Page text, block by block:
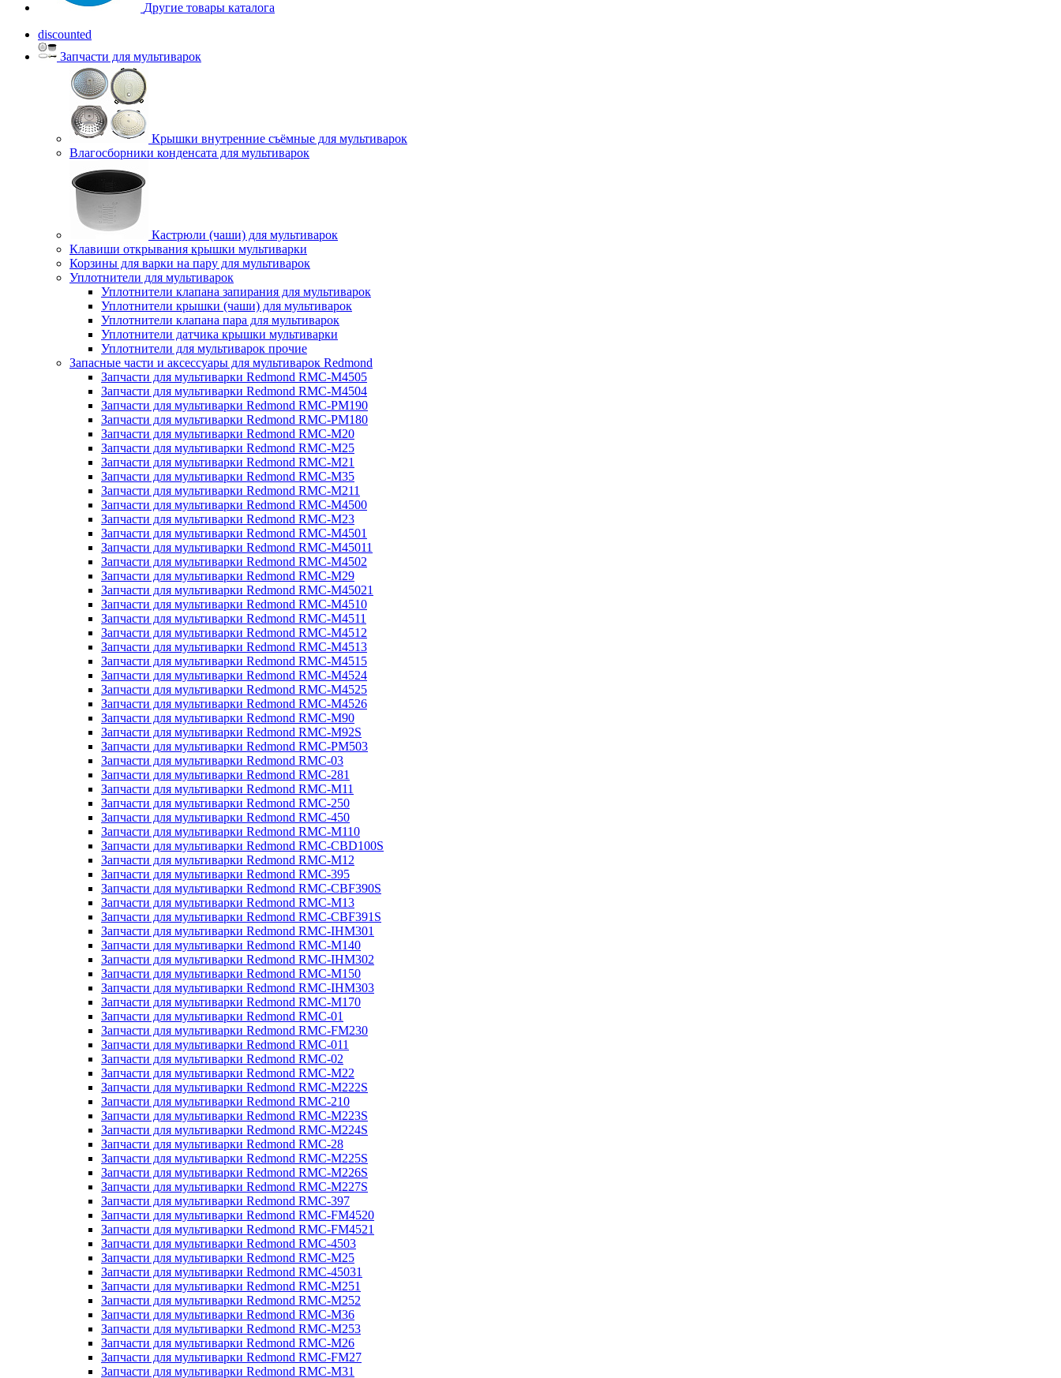
Другие товары каталога
discounted
Запчасти для мультиварок
Крышки внутренние съёмные для мультиварок
Влагосборники конденсата для мультиварок
Кастрюли (чаши) для мультиварок
Клавиши открывания крышки мультиварки
Корзины для варки на пару для мультиварок
Уплотнители для мультиварок
Уплотнители клапана запирания для мультиварок
Уплотнители крышки (чаши) для мультиварок
Уплотнители клапана пара для мультиварок
Уплотнители датчика крышки мультиварки
Уплотнители для мультиварок прочие
Запасные части и аксессуары для мультиварок Redmond
Запчасти для мультиварки Redmond RMC-M4505
Запчасти для мультиварки Redmond RMC-M4504
Запчасти для мультиварки Redmond RMC-PM190
Запчасти для мультиварки Redmond RMC-PM180
Запчасти для мультиварки Redmond RMC-M20
Запчасти для мультиварки Redmond RMC-M25
Запчасти для мультиварки Redmond RMC-M21
Запчасти для мультиварки Redmond RMC-M35
Запчасти для мультиварки Redmond RMC-M211
Запчасти для мультиварки Redmond RMC-M4500
Запчасти для мультиварки Redmond RMC-M23
Запчасти для мультиварки Redmond RMC-M4501
Запчасти для мультиварки Redmond RMC-M45011
Запчасти для мультиварки Redmond RMC-M4502
Запчасти для мультиварки Redmond RMC-M29
Запчасти для мультиварки Redmond RMC-M45021
Запчасти для мультиварки Redmond RMC-M4510
Запчасти для мультиварки Redmond RMC-M4511
Запчасти для мультиварки Redmond RMC-M4512
Запчасти для мультиварки Redmond RMC-M4513
Запчасти для мультиварки Redmond RMC-M4515
Запчасти для мультиварки Redmond RMC-M4524
Запчасти для мультиварки Redmond RMC-M4525
Запчасти для мультиварки Redmond RMC-M4526
Запчасти для мультиварки Redmond RMC-M90
Запчасти для мультиварки Redmond RMC-M92S
Запчасти для мультиварки Redmond RMC-PM503
Запчасти для мультиварки Redmond RMC-03
Запчасти для мультиварки Redmond RMC-281
Запчасти для мультиварки Redmond RMC-M11
Запчасти для мультиварки Redmond RMC-250
Запчасти для мультиварки Redmond RMC-450
Запчасти для мультиварки Redmond RMC-M110
Запчасти для мультиварки Redmond RMC-CBD100S
Запчасти для мультиварки Redmond RMC-M12
Запчасти для мультиварки Redmond RMC-395
Запчасти для мультиварки Redmond RMC-CBF390S
Запчасти для мультиварки Redmond RMC-M13
Запчасти для мультиварки Redmond RMC-CBF391S
Запчасти для мультиварки Redmond RMC-IHM301
Запчасти для мультиварки Redmond RMC-M140
Запчасти для мультиварки Redmond RMC-IHM302
Запчасти для мультиварки Redmond RMC-M150
Запчасти для мультиварки Redmond RMC-IHM303
Запчасти для мультиварки Redmond RMC-M170
Запчасти для мультиварки Redmond RMC-01
Запчасти для мультиварки Redmond RMC-FM230
Запчасти для мультиварки Redmond RMC-011
Запчасти для мультиварки Redmond RMC-02
Запчасти для мультиварки Redmond RMC-M22
Запчасти для мультиварки Redmond RMC-M222S
Запчасти для мультиварки Redmond RMC-210
Запчасти для мультиварки Redmond RMC-M223S
Запчасти для мультиварки Redmond RMC-M224S
Запчасти для мультиварки Redmond RMC-28
Запчасти для мультиварки Redmond RMC-M225S
Запчасти для мультиварки Redmond RMC-M226S
Запчасти для мультиварки Redmond RMC-M227S
Запчасти для мультиварки Redmond RMC-397
Запчасти для мультиварки Redmond RMC-FM4520
Запчасти для мультиварки Redmond RMC-FM4521
Запчасти для мультиварки Redmond RMC-4503
Запчасти для мультиварки Redmond RMC-M25
Запчасти для мультиварки Redmond RMC-45031
Запчасти для мультиварки Redmond RMC-M251
Запчасти для мультиварки Redmond RMC-M252
Запчасти для мультиварки Redmond RMC-M36
Запчасти для мультиварки Redmond RMC-M253
Запчасти для мультиварки Redmond RMC-M26
Запчасти для мультиварки Redmond RMC-FM27
Запчасти для мультиварки Redmond RMC-M31